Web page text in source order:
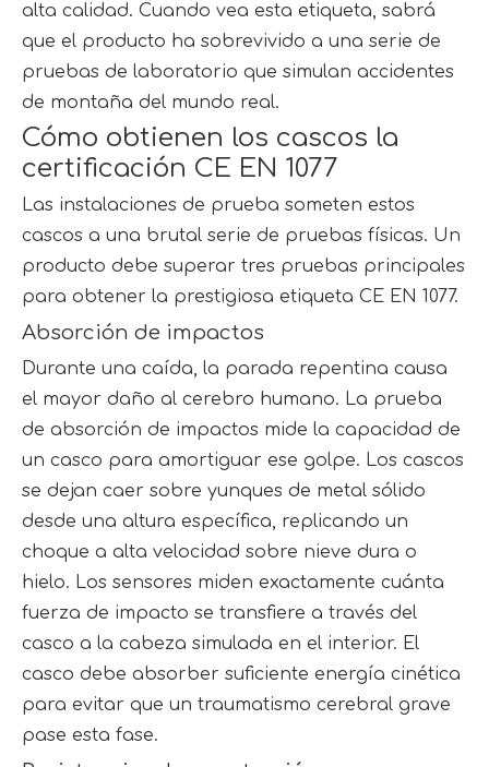
alta calidad. Cuando vea esta etiqueta, sabrá
que el producto ha sobrevivido a una serie de
pruebas de laboratorio que simulan accidentes
de montaña del mundo real.
Cómo obtienen los cascos la
certificación CE EN 1077
Las instalaciones de prueba someten estos
cascos a una brutal serie de pruebas físicas. Un
producto debe superar tres pruebas principales
para obtener la prestigiosa etiqueta CE EN 1077.
Absorción de impactos
Durante una caída, la parada repentina causa
el mayor daño al cerebro humano. La prueba
de absorción de impactos mide la capacidad de
un casco para amortiguar ese golpe. Los cascos
se dejan caer sobre yunques de metal sólido
desde una altura específica, replicando un
choque a alta velocidad sobre nieve dura o
hielo. Los sensores miden exactamente cuánta
fuerza de impacto se transfiere a través del
casco a la cabeza simulada en el interior. El
casco debe absorber suficiente energía cinética
para evitar que un traumatismo cerebral grave
pase esta fase.